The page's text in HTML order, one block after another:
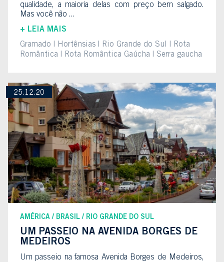
qualidade, a maioria delas com preço bem salgado.
Mas você não ...
+ LEIA MAIS
Gramado
Hortênsias Rio Grande do Sul
Rota
Romântica
Rota Romântica Gaúcha Serra gaucha
25.12.20
AMÉRICA BRASIL RIO GRANDE DO SUL
UM PASSEIO NA AVENIDA BORGES DE
MEDEIROS
Um passeio na famosa Avenida Borges de Medeiros,